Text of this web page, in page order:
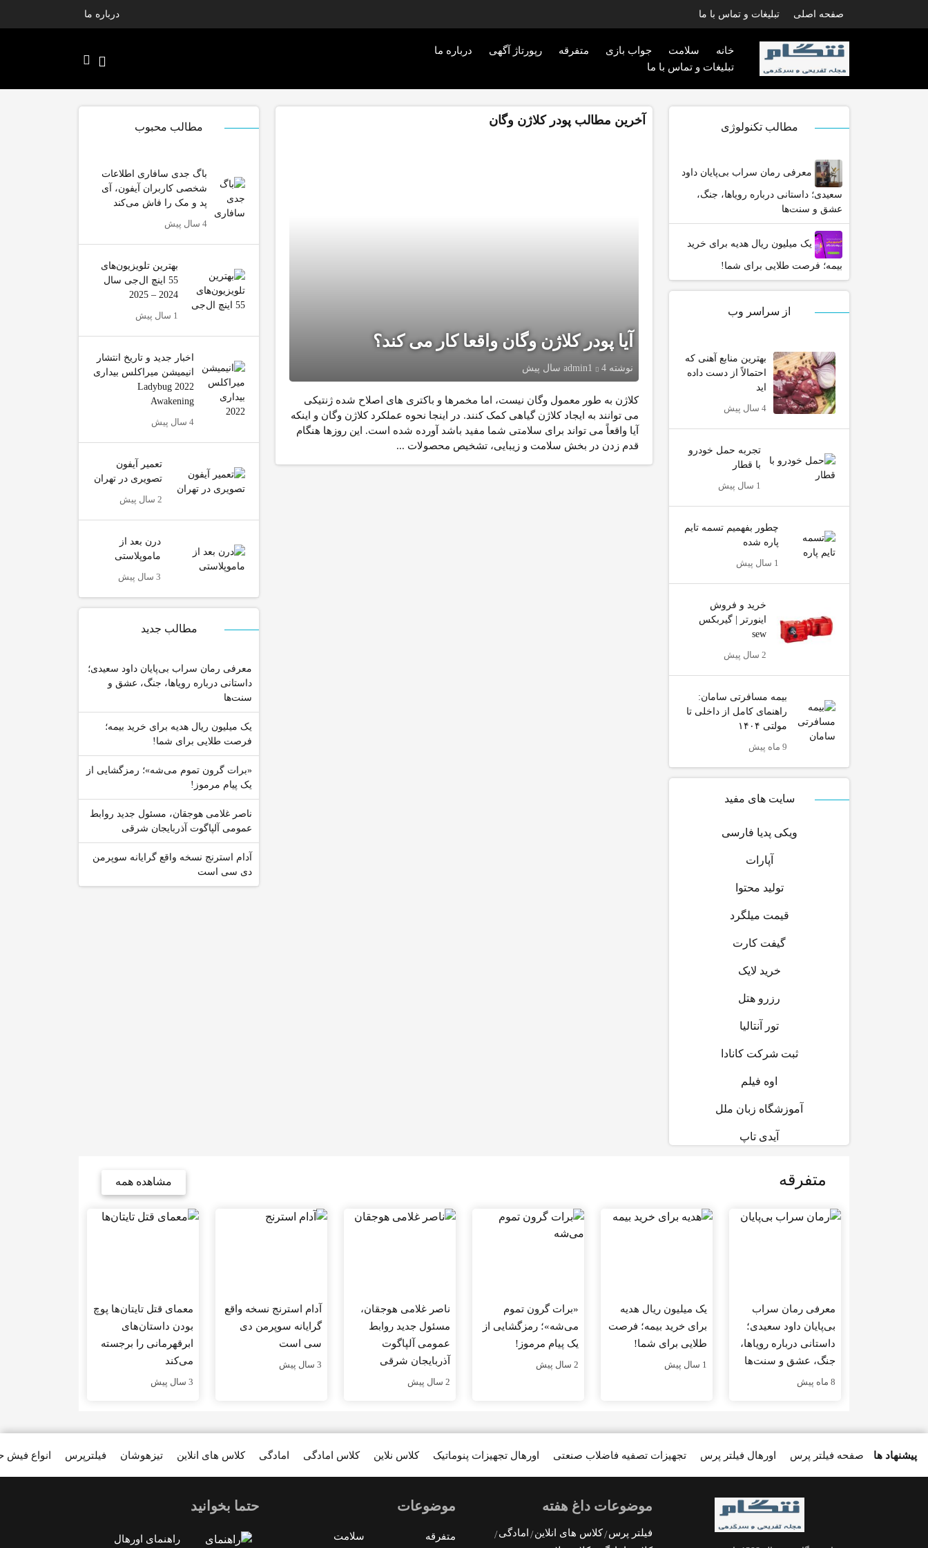
صفحه اصلی تبلیغات و تماس با ما درباره ما
خانه سلامت جواب بازی متفرقه رپورتاژ آگهی
درباره ما
تبلیغات و تماس با ما
مطالب تکنولوژی
معرفی رمان سراب بی‌پایان داود
سعیدی؛ داستانی درباره رویاها، جنگ،
عشق و سنت‌ها
یک میلیون ریال هدیه برای خرید
بیمه؛ فرصت طلایی برای شما!
از سراسر وب
بهترین منابع آهنی که
احتمالاً از دست داده
اید
4 سال پیش
تجربه حمل خودرو
با قطار
1 سال پیش
چطور بفهمیم تسمه تایم
پاره شده
1 سال پیش
خرید و فروش
اینورتر | گیربکس
sew
2 سال پیش
بیمه مسافرتی سامان:
راهنمای کامل از داخلی تا
مولتی ۱۴۰۴
9 ماه پیش
سایت های مفید
ویکی پدیا فارسی
آپارات
تولید محتوا
قیمت میلگرد
گیفت کارت
خرید لایک
رزرو هتل
تور آنتالیا
ثبت شرکت کانادا
اوه فیلم
آموزشگاه زبان ملل
آیدی تاپ
آخرین مطالب پودر کلاژن وگان
آیا پودر کلاژن وگان واقعا کار می کند؟
نوشته admin1 4 سال پیش
کلاژن به طور معمول وگان نیست، اما مخمرها و باکتری های اصلاح شده ژنتیکی
می توانند به ایجاد کلاژن گیاهی کمک کنند. در اینجا نحوه عملکرد کلاژن وگان و اینکه
آیا واقعاً می تواند برای سلامتی شما مفید باشد آورده شده است. این روزها هنگام
قدم زدن در بخش سلامت و زیبایی، تشخیص محصولات ...
مطالب محبوب
باگ جدی سافاری اطلاعات
شخصی کاربران آیفون، آی
پد و مک را فاش می‌کند
4 سال پیش
بهترین تلویزیون‌های
55 اینچ ال‌جی سال
2024 – 2025
1 سال پیش
اخبار جدید و تاریخ انتشار
انیمیشن میراکلس بیداری
2022 Ladybug
Awakening
4 سال پیش
تعمیر آیفون
تصویری در تهران
2 سال پیش
درن بعد از
ماموپلاستی
3 سال پیش
مطالب جدید
معرفی رمان سراب بی‌پایان داود سعیدی؛
داستانی درباره رویاها، جنگ، عشق و
سنت‌ها
یک میلیون ریال هدیه برای خرید بیمه؛
فرصت طلایی برای شما!
«برات گرون تموم می‌شه»؛ رمزگشایی از
یک پیام مرموز!
ناصر غلامی هوجقان، مسئول جدید روابط
عمومی آلپاگوت آذربایجان شرقی
آدام استرنج نسخه واقع گرایانه سوپرمن
دی سی است
متفرقه مشاهده همه
معرفی رمان سراب
بی‌پایان داود سعیدی؛
داستانی درباره رویاها،
جنگ، عشق و سنت‌ها
8 ماه پیش
یک میلیون ریال هدیه
برای خرید بیمه؛ فرصت
طلایی برای شما!
1 سال پیش
«برات گرون تموم
می‌شه»؛ رمزگشایی از
یک پیام مرموز!
2 سال پیش
ناصر غلامی هوجقان،
مسئول جدید روابط
عمومی آلپاگوت
آذربایجان شرقی
2 سال پیش
آدام استرنج نسخه واقع
گرایانه سوپرمن دی
سی است
3 سال پیش
معمای قتل تایتان‌ها پوچ
بودن داستان‌های
ابرقهرمانی را برجسته
می‌کند
3 سال پیش
پیشنهاد ها انواع فیش فیلترپرس تیزهوشان کلاس های انلاین امادگی کلاس امادگی کلاس نلاین اورهال تجهیزات پنوماتیک تجهیزات تصفیه فاضلاب صنعتی اورهال فیلتر پرس صفحه فیلتر پرس
موضوعات داغ هفته
فیلتر پرس کلاس های انلاین
امادگی
موضوعات
متفرقه سلامت
حتما بخوانید
راهنمای اورهال